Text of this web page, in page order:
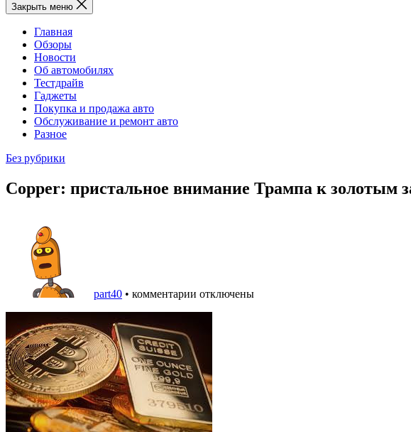
Закрыть меню
Главная
Обзоры
Новости
Об автомобилях
Тестдрайв
Гаджеты
Покупка и продажа авто
Обслуживание и ремонт авто
Разное
Без рубрики
Copper: пристальное внимание Трампа к
part40 • комментарии отключены